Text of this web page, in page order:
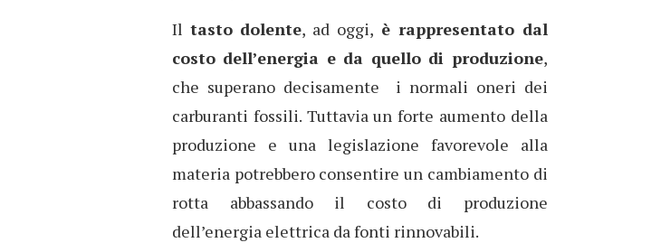
Il tasto dolente, ad oggi, è rappresentato dal
costo dell’energia e da quello di produzione,
che superano decisamente i normali oneri dei
carburanti fossili. Tuttavia un forte aumento della
produzione e una legislazione favorevole alla
materia potrebbero consentire un cambiamento di
rotta abbassando il costo di produzione
dell’energia elettrica da fonti rinnovabili.